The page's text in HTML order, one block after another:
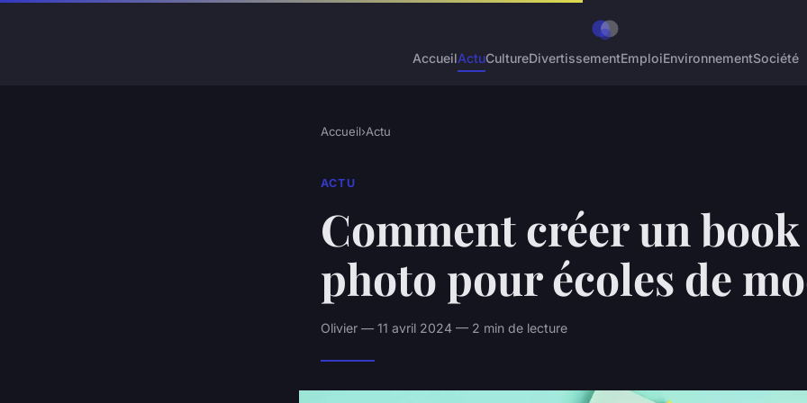
AccueilActuCultureDivertissementEmploiEnvironnementSociété
Accueil›Actu
ACTU
Comment créer un book
photo pour écoles de
Olivier — 11 avril 2024 — 2 min de lecture